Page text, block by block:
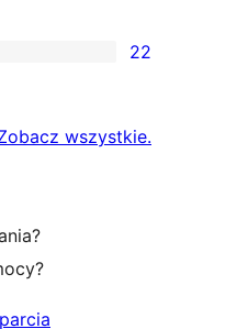
22
wszystkierecenzje
.